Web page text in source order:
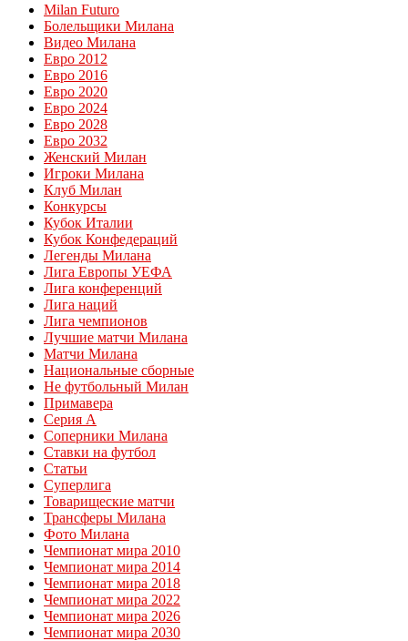
Milan Futuro
Болельщики Милана
Видео Милана
Евро 2012
Евро 2016
Евро 2020
Евро 2024
Евро 2028
Евро 2032
Женский Милан
Игроки Милана
Клуб Милан
Конкурсы
Кубок Италии
Кубок Конфедераций
Легенды Милана
Лига Европы УЕФА
Лига конференций
Лига наций
Лига чемпионов
Лучшие матчи Милана
Матчи Милана
Национальные сборные
Не футбольный Милан
Примавера
Серия А
Соперники Милана
Ставки на футбол
Статьи
Суперлига
Товарищеские матчи
Трансферы Милана
Фото Милана
Чемпионат мира 2010
Чемпионат мира 2014
Чемпионат мира 2018
Чемпионат мира 2022
Чемпионат мира 2026
Чемпионат мира 2030